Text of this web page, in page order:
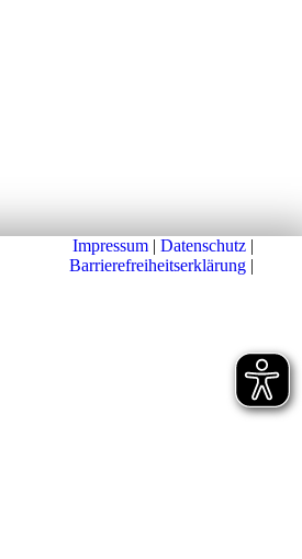
Impressum | Datenschutz |
Barrierefreiheitserklärung |